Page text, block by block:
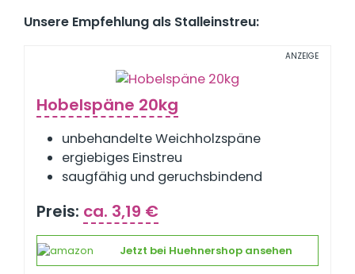
Unsere Empfehlung als Stalleinstreu:
ANZEIGE
Hobelspäne 20kg
unbehandelte Weichholzspäne
ergiebiges Einstreu
saugfähig und geruchsbindend
Preis: ca. 3,19 €
Jetzt bei Huehnershop ansehen